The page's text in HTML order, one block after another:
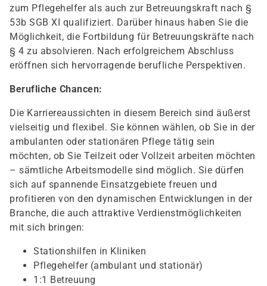
zum Pflegehelfer als auch zur Betreuungskraft nach §
53b SGB XI qualifiziert. Darüber hinaus haben Sie die
Möglichkeit, die Fortbildung für Betreuungskräfte nach
§ 4 zu absolvieren. Nach erfolgreichem Abschluss
eröffnen sich hervorragende berufliche Perspektiven.
Berufliche Chancen:
Die Karriereaussichten in diesem Bereich sind äußerst
vielseitig und flexibel. Sie können wählen, ob Sie in der
ambulanten oder stationären Pflege tätig sein
möchten, ob Sie Teilzeit oder Vollzeit arbeiten möchten
– sämtliche Arbeitsmodelle sind möglich. Sie dürfen
sich auf spannende Einsatzgebiete freuen und
profitieren von den dynamischen Entwicklungen in der
Branche, die auch attraktive Verdienstmöglichkeiten
mit sich bringen:
Stationshilfen in Kliniken
Pflegehelfer (ambulant und stationär)
1:1 Betreuung